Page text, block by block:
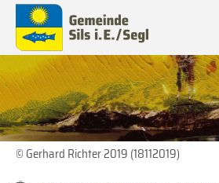
© Gerhard Richter 2019 (18112019)